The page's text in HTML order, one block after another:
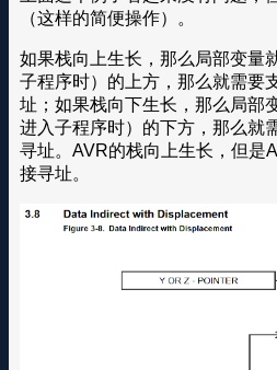
（这样的简便操作）。
如果栈向上生长，那么局部变量
子程序时）的上方，那么就需要
址；如果栈向下生长，那么局部
进入子程序时）的下方，那么就
寻址。AVR的栈向上生长，但是
接寻址。